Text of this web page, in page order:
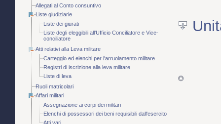
Allegati al Conto consuntivo
Liste giudiziarie
Liste dei giurati
Liste degli eleggibili all'Ufficio Conciliatore e Vice-
conciliatore
Atti relativi alla Leva militare
Carteggio ed elenchi per l'arruolamento militare
Registri di iscrizione alla leva militare
Liste di leva
Ruoli matricolari
Affari militari
Assegnazione ai corpi dei militari
Elenchi di possessori dei beni requisibili dall'esercito
Atti vari